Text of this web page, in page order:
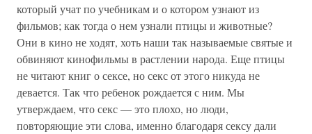
который учат по учебникам и о котором узнают из
фильмов; как тогда о нем узнали птицы и животные?
Они в кино не ходят, хоть наши так называемые святые и
обвиняют кинофильмы в растлении народа. Еще птицы
не читают книг о сексе, но секс от этого никуда не
девается. Так что ребенок рождается с ним. Мы
утверждаем, что секс — это плохо, но люди,
повторяющие эти слова, именно благодаря сексу дали